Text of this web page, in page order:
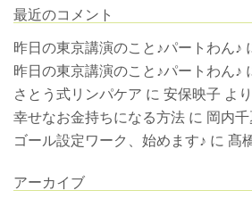
最近のコメント
昨日の東京講演のこと♪パートわん♪
昨日の東京講演のこと♪パートわん♪
さとう式リンパケア に 安保映子 より
幸せなお金持ちになる方法 に 岡内千
ゴール設定ワーク、始めます♪ に 髙
アーカイブ